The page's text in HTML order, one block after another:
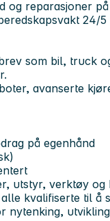
reparasjoner
24/5
som bil, truck
avanserte
på egenhånd
utstyr, verktøy
kvalifiserte til å
nytenking,